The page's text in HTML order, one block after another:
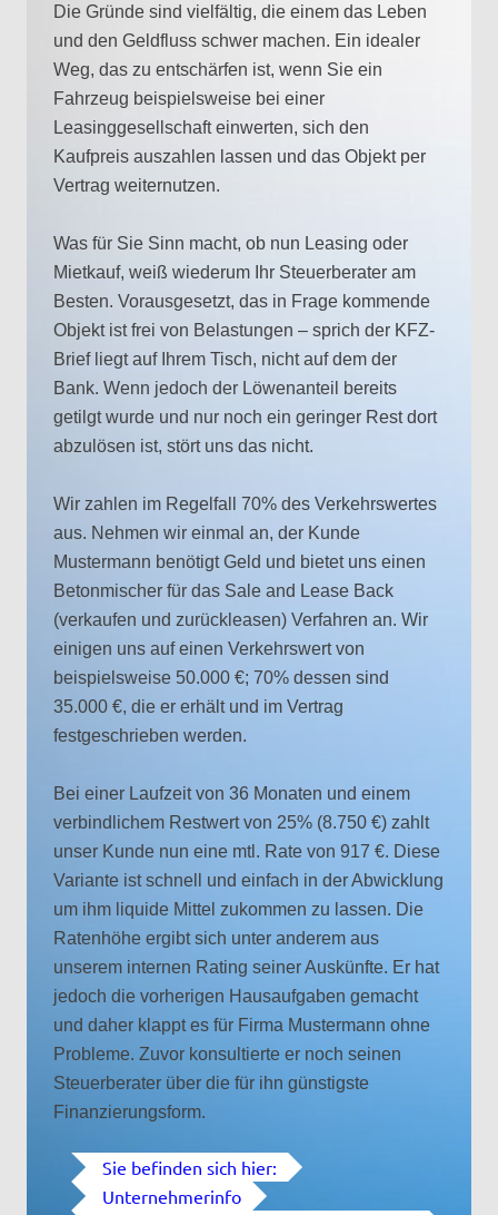
Die Gründe sind vielfältig, die einem das Leben
und den Geldfluss schwer machen. Ein idealer
Weg, das zu entschärfen ist, wenn Sie ein
Fahrzeug beispielsweise bei einer
Leasinggesellschaft einwerten, sich den
Kaufpreis auszahlen lassen und das Objekt per
Vertrag weiternutzen.
Was für Sie Sinn macht, ob nun Leasing oder
Mietkauf, weiß wiederum Ihr Steuerberater am
Besten. Vorausgesetzt, das in Frage kommende
Objekt ist frei von Belastungen – sprich der KFZ-
Brief liegt auf Ihrem Tisch, nicht auf dem der
Bank. Wenn jedoch der Löwenanteil bereits
getilgt wurde und nur noch ein geringer Rest dort
abzulösen ist, stört uns das nicht.
Wir zahlen im Regelfall 70% des Verkehrswertes
aus. Nehmen wir einmal an, der Kunde
Mustermann benötigt Geld und bietet uns einen
Betonmischer für das Sale and Lease Back
(verkaufen und zurückleasen) Verfahren an. Wir
einigen uns auf einen Verkehrswert von
beispielsweise 50.000 €; 70% dessen sind
35.000 €, die er erhält und im Vertrag
festgeschrieben werden.
Bei einer Laufzeit von 36 Monaten und einem
verbindlichem Restwert von 25% (8.750 €) zahlt
unser Kunde nun eine mtl. Rate von 917 €. Diese
Variante ist schnell und einfach in der Abwicklung
um ihm liquide Mittel zukommen zu lassen. Die
Ratenhöhe ergibt sich unter anderem aus
unserem internen Rating seiner Auskünfte. Er hat
jedoch die vorherigen Hausaufgaben gemacht
und daher klappt es für Firma Mustermann ohne
Probleme. Zuvor konsultierte er noch seinen
Steuerberater über die für ihn günstigste
Finanzierungsform.
Sie befinden sich hier:
Unternehmerinfo